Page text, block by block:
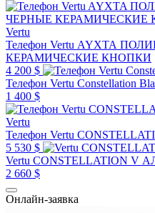
Vertu
Телефон Vertu AYXTA
КЕРАМИЧЕСКИЕ КНОПКИ
4 200 $
Телефон Vertu Constellation
1 400 $
Vertu
Телефон Vertu
5 530 $
Vertu CONSTELLATION V
2 660 $
Онлайн-заявка